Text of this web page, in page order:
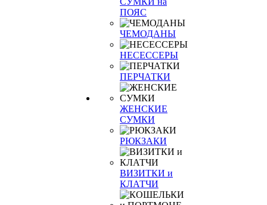
ПОЯС
ЧЕМОДАНЫ
НЕСЕССЕРЫ
ПЕРЧАТКИ
ЖЕНСКИЕ
СУМКИ
РЮКЗАКИ
ВИЗИТКИ и
КЛАТЧИ